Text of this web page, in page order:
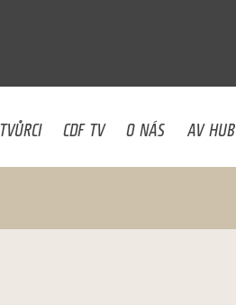
TVŮRCI CDF TV O NÁS AV HUB